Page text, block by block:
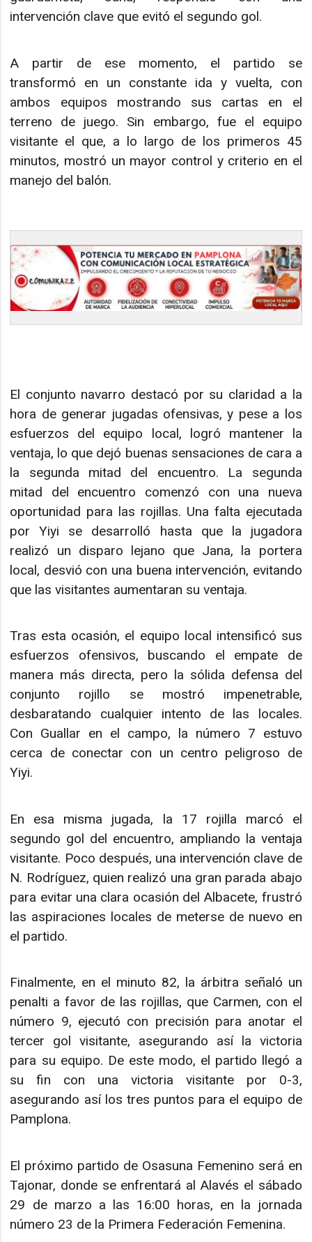
intervención clave que evitó el segundo gol.
A partir de ese momento, el partido se
transformó en un constante ida y vuelta, con
ambos equipos mostrando sus cartas en el
terreno de juego. Sin embargo, fue el equipo
visitante el que, a lo largo de los primeros 45
minutos, mostró un mayor control y criterio en el
manejo del balón.
El conjunto navarro destacó por su claridad a la
hora de generar jugadas ofensivas, y pese a los
esfuerzos del equipo local, logró mantener la
ventaja, lo que dejó buenas sensaciones de cara a
la segunda mitad del encuentro. La segunda
mitad del encuentro comenzó con una nueva
oportunidad para las rojillas. Una falta ejecutada
por Yiyi se desarrolló hasta que la jugadora
realizó un disparo lejano que Jana, la portera
local, desvió con una buena intervención, evitando
que las visitantes aumentaran su ventaja.
Tras esta ocasión, el equipo local intensificó sus
esfuerzos ofensivos, buscando el empate de
manera más directa, pero la sólida defensa del
conjunto rojillo se mostró impenetrable,
desbaratando cualquier intento de las locales.
Con Guallar en el campo, la número 7 estuvo
cerca de conectar con un centro peligroso de
Yiyi.
En esa misma jugada, la 17 rojilla marcó el
segundo gol del encuentro, ampliando la ventaja
visitante. Poco después, una intervención clave de
N. Rodríguez, quien realizó una gran parada abajo
para evitar una clara ocasión del Albacete, frustró
las aspiraciones locales de meterse de nuevo en
el partido.
Finalmente, en el minuto 82, la árbitra señaló un
penalti a favor de las rojillas, que Carmen, con el
número 9, ejecutó con precisión para anotar el
tercer gol visitante, asegurando así la victoria
para su equipo. De este modo, el partido llegó a
su fin con una victoria visitante por 0-3,
asegurando así los tres puntos para el equipo de
Pamplona.
El próximo partido de Osasuna Femenino será en
Tajonar, donde se enfrentará al Alavés el sábado
29 de marzo a las 16:00 horas, en la jornada
número 23 de la Primera Federación Femenina.